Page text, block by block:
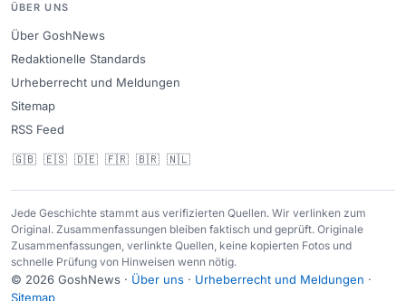
ÜBER UNS
Über GoshNews
Redaktionelle Standards
Urheberrecht und Meldungen
Sitemap
RSS Feed
🇬🇧 🇪🇸 🇩🇪 🇫🇷 🇧🇷 🇳🇱
Jede Geschichte stammt aus verifizierten Quellen. Wir verlinken zum
Original. Zusammenfassungen bleiben faktisch und geprüft. Originale
Zusammenfassungen, verlinkte Quellen, keine kopierten Fotos und
schnelle Prüfung von Hinweisen wenn nötig.
© 2026 GoshNews · Über uns · Urheberrecht und Meldungen ·
Sitemap